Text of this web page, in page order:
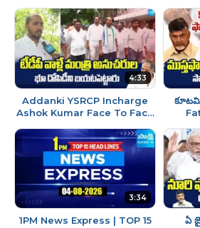
Sakshi Tv
4:33
Addanki YSRCP Incharge
Ashok Kumar Face To Face
Kumar Followers Land Grab
On
3:34
1PM News Express | TOP 15
ఏ